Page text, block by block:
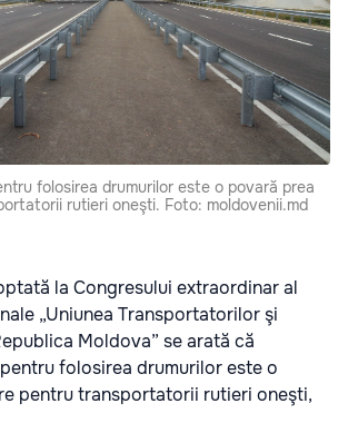
folosirea drumurilor este o povară prea
rutieri oneşti. Foto: moldovenii.md
la Congresului extraordinar al
„Uniunea Transportatorilor şi
Moldova” se arată că
folosirea drumurilor este o
pentru transportatorii rutieri oneşti,